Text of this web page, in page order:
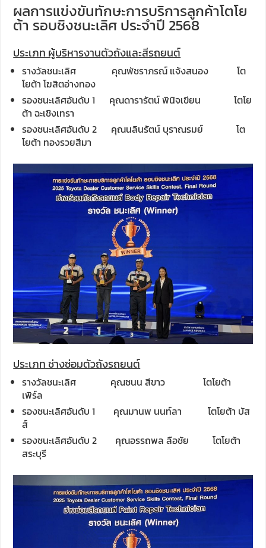
ผลการแข่งขันทักษะการบริการลูกค้าโตโย
ต้า รอบชิงชนะเลิศ ประจำปี 2568
ประเภท ผู้บริหารงานตัวถังและสีรถยนต์
รางวัลชนะเลิศ คุณพัชราภรณ์ แจ้งสนอง โต
โยต้า โฆสิตอ่างทอง
รองชนะเลิศอันดับ 1 คุณดารารัตน์ พินิจเขียน โตโย
ต้า ฉะเชิงเทรา
รองชนะเลิศอันดับ 2 คุณนลินรัตน์ บุราณรมย์ โต
โยต้า ทองรวยสีมา
ประเภท ช่างซ่อมตัวถังรถยนต์
รางวัลชนะเลิศ
คุณชนน สีขาว โตโยต้า
เพิร์ล
รองชนะเลิศอันดับ 1
คุณมานพ นนท์ลา โตโยต้า บัส
ส์
รองชนะเลิศอันดับ 2
คุณอรรถพล ลือชัย โตโยต้า
สระบุรี